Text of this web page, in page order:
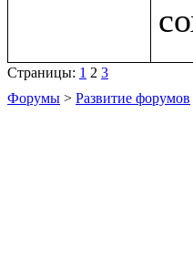
Страницы: 1 2 3
Форумы > Развитие форумов